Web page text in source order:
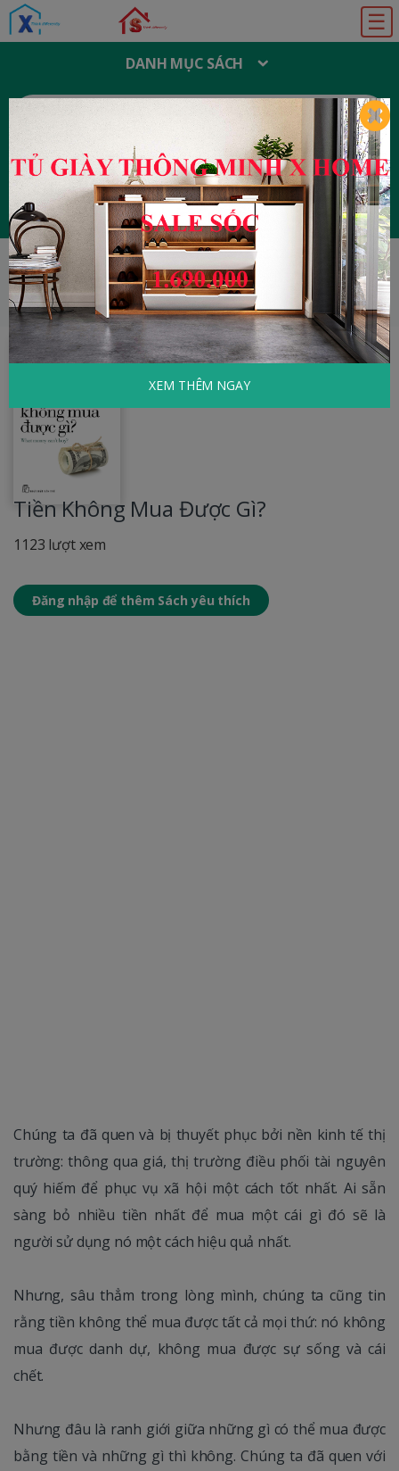
☰
DANH MỤC SÁCH
T
M
I
:
Đăng ký Đăng nhập
HOME Kinh Tế - Quản Lý
Tiền Không Mua
Được Gì?
Tiền Không Mua Được Gì?
1123 lượt xem
Đăng nhập để thêm Sách yêu thích
Chúng ta đã quen và bị thuyết phục bởi nền kinh tế thị
trường: thông qua giá, thị trường điều phối tài nguyên
quý hiếm để phục vụ xã hội một cách tốt nhất. Ai sẵn
sàng bỏ nhiều tiền nhất để mua một cái gì đó sẽ là
người sử dụng nó một cách hiệu quả nhất.
Nhưng, sâu thẳm trong lòng mình, chúng ta cũng tin
rằng tiền không thể mua được tất cả mọi thứ: nó không
mua được danh dự, không mua được sự sống và cái
chết.
Nhưng đâu là ranh giới giữa những gì có thể mua được
bằng tiền và những gì thì không. Chúng ta đã quen với
XEM THÊM NGAY